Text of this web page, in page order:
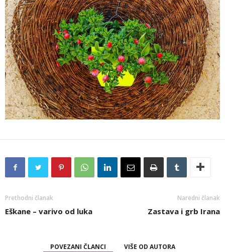
Prethodni članak
Eškane – varivo od luka
Naredni članak
Zastava i grb Irana
POVEZANI ČLANCI VIŠE OD AUTORA